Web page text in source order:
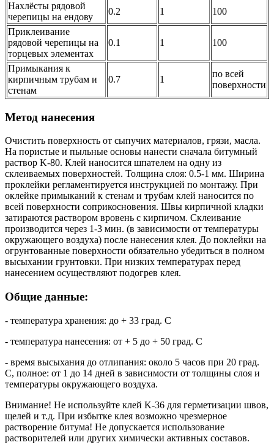
Нахлёсты рядовой
черепицы на ендову
0.2 1
100
Приклеивание
рядовой черепицы на
торцевых элементах
0.1 1 100
Примыкания к
кирпичным трубам и
стенам
0.7 1
по всей
поверхности
Метод нанесения
Очистить поверхность от сыпучих материалов, грязи, масла.
На пористые и пыльные основы нанести сначала битумный
раствор K-80. Клей наносится шпателем на одну из
склеиваемых поверхностей. Толщина слоя: 0.5-1 мм. Ширина
проклейки регламентируется инструкцией по монтажу. При
оклейке примыканий к стенам и трубам клей наносится по
всей поверхности соприкосновения. Швы кирпичной кладки
затираются раствором вровень с кирпичом. Склеивание
производится через 1-3 мин. (в зависимости от температуры
окружающего воздуха) после нанесения клея. До поклейки на
огрунтованные поверхности обязательно убедиться в полном
высыхании грунтовки. При низких температурах перед
нанесением осуществляют подогрев клея.
Общие данные:
- температура хранения: до + 33 град. С
- температура нанесения: от + 5 до + 50 град. С
- время высыхания до отлипания: около 5 часов при 20 град.
С, полное: от 1 до 14 дней в зависимости от толщины слоя и
температуры окружающего воздуха.
Внимание! Не используйте клей K-36 для герметизации швов,
щелей и т.д. При избытке клея возможно чрезмерное
растворение битума! Не допускается использование
растворителей или других химически активных составов.